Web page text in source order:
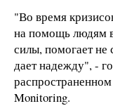
"Во время
на помощь людям
силы, помогает не
дает надежду", -
Monitoring.